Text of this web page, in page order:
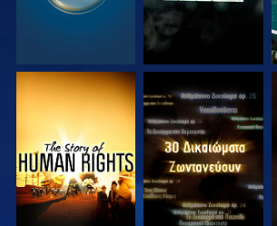
ΠΑΡΑΚΟΛΟΥΘΗΣΤΕ ΠΑΡΑΚΟΛΟΥΘΗΣΤΕ